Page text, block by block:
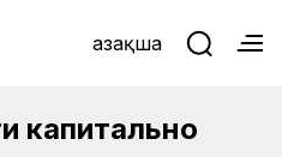
Қазақша
капитально